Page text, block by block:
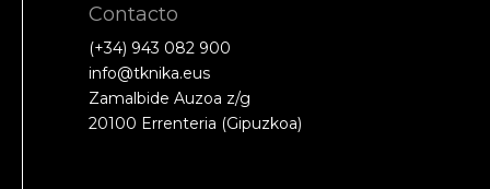
Contacto
(+34) 943 082 900
info@tknika.eus
Zamalbide Auzoa z/g
20100 Errenteria (Gipuzkoa)